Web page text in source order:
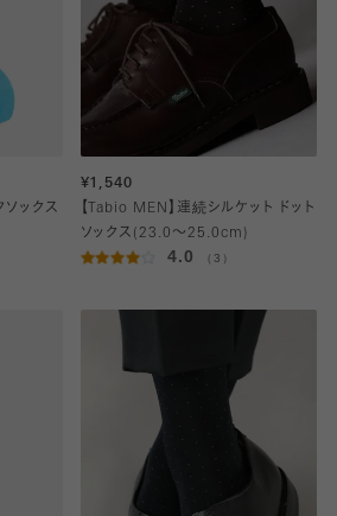
ックス
¥1,540
【Tabio MEN】連続シルケット ドット
ソックス(23.0～25.0cm)
4.0 （3）